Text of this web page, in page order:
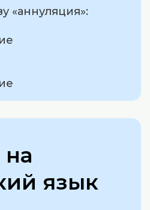
«аннуляция»:
язык